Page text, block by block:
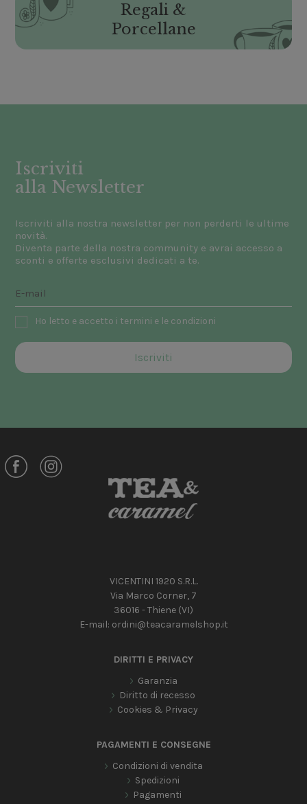
Regali &
Porcellane
Iscriviti
alla Newsletter
Iscriviti alla nostra newsletter per non perderti le ultime
novità.
Diventa parte della nostra community e avrai accesso a
sconti e offerte esclusivi dedicati a te.
Ho letto e accetto i termini e le condizioni
VICENTINI 1920 S.R.L.
Via Marco Corner, 7
36016 - Thiene (VI)
E-mail: ordini@teacaramelshop.it
DIRITTI E PRIVACY
Garanzia
Diritto di recesso
Cookies & Privacy
PAGAMENTI E CONSEGNE
Condizioni di vendita
Spedizioni
Pagamenti